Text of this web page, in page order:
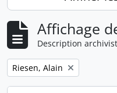
Affichage
Description
Remove filter:
Riesen, Alain